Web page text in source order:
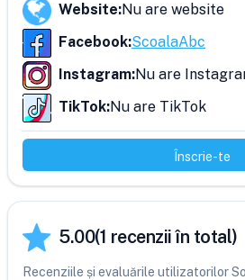
Website:Nu are website
Facebook:ScoalaAbc
Instagram:Nu are
TikTok:Nu are TikTok
Înscrie-te
5.00(1 recenzii în total)
Recenziile și evaluările utilizatorilor